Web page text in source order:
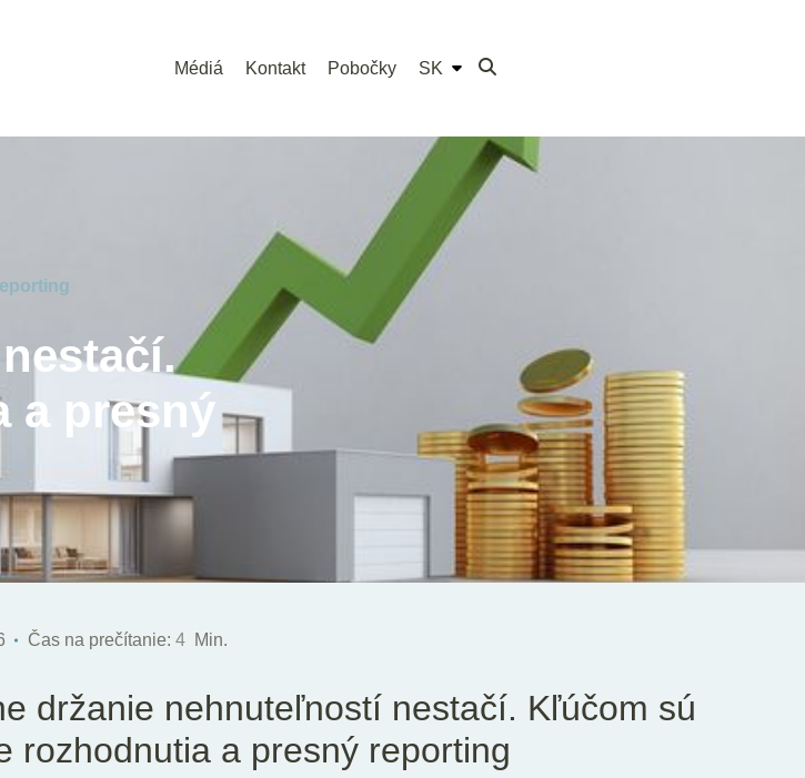
Kontakt
Médiá Pobočky SK
a presný
Čas na prečítanie: 4 Min.
držanie nehnuteľností nestačí. Kľúčom sú
rozhodnutia a presný reporting